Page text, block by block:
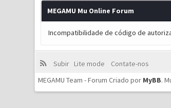
MEGAMU Mu Online Forum
Incompatibilidade de código de
Subir Lite mode
Contate-nos
MEGAMU Team - Forum Criado por MyBB.